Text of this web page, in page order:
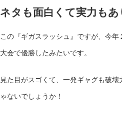
ネタも面白くて実力もあ
この『ギガスラッシュ』ですが、今
大会で優勝したみたいです。
見た目がスゴくて、一発ギャグも破
ゃないでしょうか！